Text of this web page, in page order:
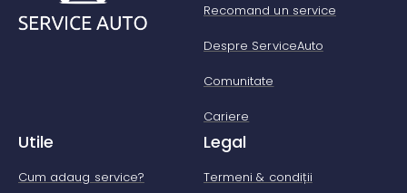
Recomand un service
Despre ServiceAuto
Comunitate
Cariere
Utile
Cum adaug service?
Legal
Termeni & condiții